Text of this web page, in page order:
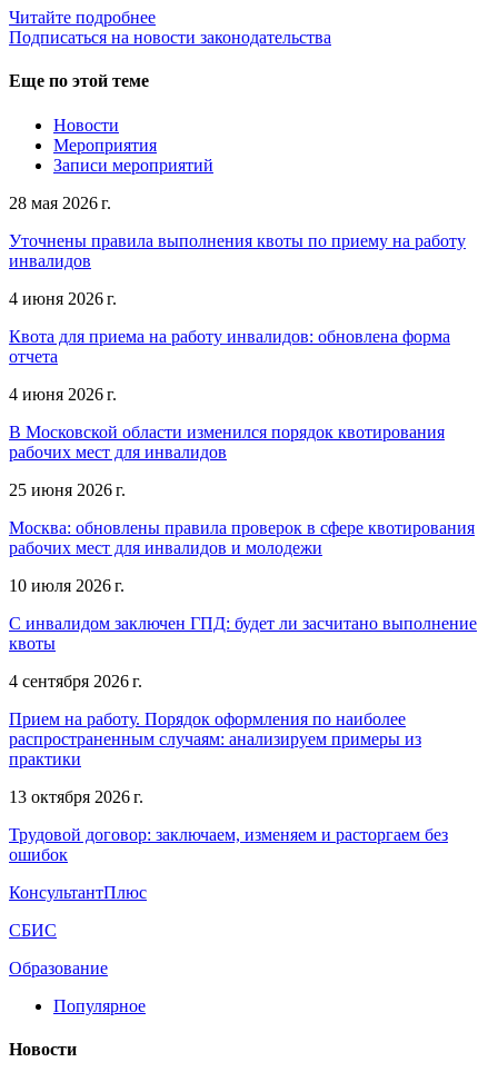
Читайте подробнее
Подписаться на новости законодательства
Еще по этой теме
Новости
Мероприятия
Записи мероприятий
28 мая 2026 г.
Уточнены правила выполнения квоты по приему на работу
инвалидов
4 июня 2026 г.
Квота для приема на работу инвалидов: обновлена форма
отчета
4 июня 2026 г.
В Московской области изменился порядок квотирования
рабочих мест для инвалидов
25 июня 2026 г.
Москва: обновлены правила проверок в сфере квотирования
рабочих мест для инвалидов и молодежи
10 июля 2026 г.
С инвалидом заключен ГПД: будет ли засчитано выполнение
квоты
4 сентября 2026 г.
Прием на работу. Порядок оформления по наиболее
распространенным случаям: анализируем примеры из
практики
13 октября 2026 г.
Трудовой договор: заключаем, изменяем и расторгаем без
ошибок
КонсультантПлюс
СБИС
Образование
Популярное
Новости